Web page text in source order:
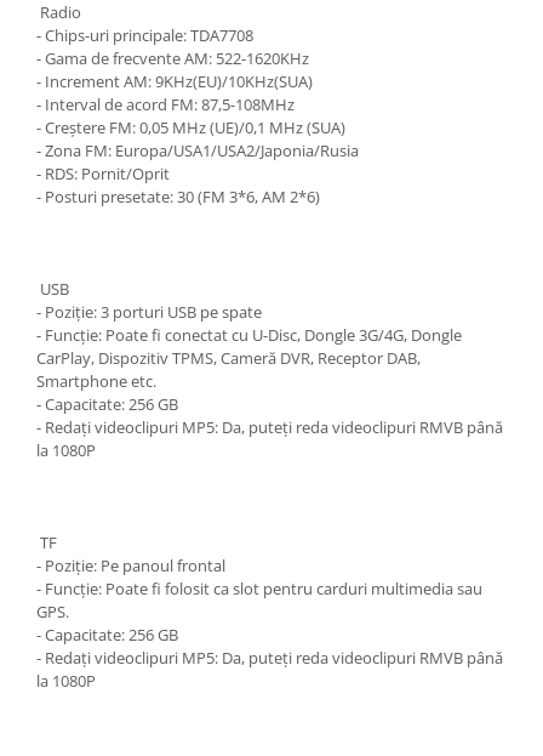
Radio
- Chips-uri principale: TDA7708
- Gama de frecvente AM: 522-1620KHz
- Increment AM: 9KHz(EU)/10KHz(SUA)
- Interval de acord FM: 87,5-108MHz
- Creștere FM: 0,05 MHz (UE)/0,1 MHz (SUA)
- Zona FM: Europa/USA1/USA2/Japonia/Rusia
- RDS: Pornit/Oprit
- Posturi presetate: 30 (FM 3*6, AM 2*6)
USB
- Poziție: 3 porturi USB pe spate
- Funcție: Poate fi conectat cu U-Disc, Dongle 3G/4G, Dongle
CarPlay, Dispozitiv TPMS, Cameră DVR, Receptor DAB,
Smartphone etc.
- Capacitate: 256 GB
- Redați videoclipuri MP5: Da, puteți reda videoclipuri RMVB până
la 1080P
TF
- Poziție: Pe panoul frontal
- Funcție: Poate fi folosit ca slot pentru carduri multimedia sau
GPS.
- Capacitate: 256 GB
- Redați videoclipuri MP5: Da, puteți reda videoclipuri RMVB până
la 1080P